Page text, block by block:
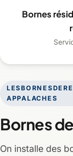
APPALACHES
Bornes
On installe des
Bornes